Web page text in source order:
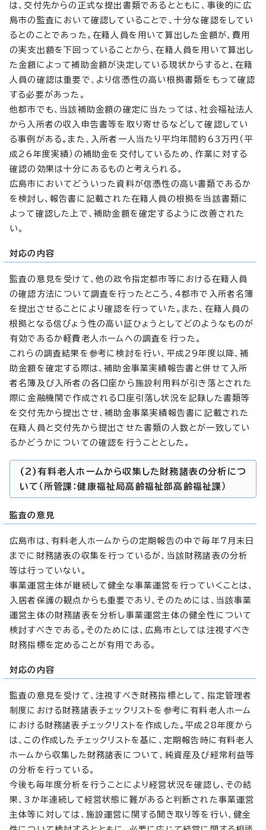
は、交付先からの正式な提出書類であるとともに、事後的に広
島市の監査において確認していることで、十分な確認をしてい
るとのことであった。在籍人員を用いて算出した金額が、費用
の実支出額を下回っていることから、在籍人員を用いて算出し
た金額によって補助金額が決定している現状からすると、在籍
人員の確認は重要で、より信憑性の高い根拠書類をもって確認
する必要があった。
他都市でも、当該補助金額の確定に当たっては、社会福祉法人
から入所者の収入申告書等を取り寄せるなどして確認してい
る事例がある。また、入所者一人当たり平均年間約63万円（平
成26年度実績）の補助金を交付しているため、作業に対する
確認の効果は十分にあるものと考えられる。
広島市においてどういった資料が信憑性の高い書類であるか
を検討し、報告書に記載された在籍人員の根拠を当該書類に
よって確認した上で、補助金額を確定するように改善された
い。
対応の内容
監査の意見を受けて、他の政令指定都市等における在籍人員
の確認方法について調査を行ったところ、4都市で入所者名簿
を提出させることにより確認を行っていた。また、在籍人員の
根拠となる信ぴょう性の高い証ひょうとしてどのようなものが
有効であるか軽費老人ホームへの調査を行った。
これらの調査結果を参考に検討を行い、平成29年度以降、補
助金額を確定する際は、補助金事業実績報告書と併せて入所
者名簿及び入所者の各口座から施設利用料が引き落とされた
際に金融機関で作成される口座引落し状況を記録した書類等
を交付先から提出させ、補助金事業実績報告書に記載された
在籍人員と交付先から提出させた書類の人数とが一致してい
るかどうかについての確認を行うこととした。
(2)有料老人ホームから収集した財務諸表の分析につ
いて（所管課：健康福祉局高齢福祉部高齢福祉課）
監査の意見
広島市は、有料老人ホームからの定期報告の中で毎年7月末日
までに財務諸表の収集を行っているが、当該財務諸表の分析
等は行っていない。
事業運営主体が継続して健全な事業運営を行っていくことは、
入居者保護の観点からも重要であり、そのためには、当該事業
運営主体の財務諸表を分析し事業運営主体の健全性について
検討すべきである。そのためには、広島市としては注視すべき
財務指標を定めることが有用である。
対応の内容
監査の意見を受けて、注視すべき財務指標として、指定管理者
制度における財務諸表チェックリストを参考に有料老人ホーム
における財務諸表チェックリストを作成した。平成28年度から
は、この作成したチェックリストを基に、定期報告時に有料老人
ホームから収集した財務諸表について、純資産及び経常利益等
の分析を行っている。
今後も毎年度分析を行うことにより経営状況を確認し、その結
果、3か年連続して経営状態に難があると判断された事業運営
主体等に対しては、施設運営に関する聞き取り等を行い、健全